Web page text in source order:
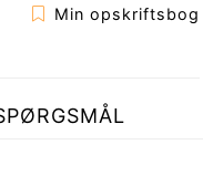
Min opskriftsbog